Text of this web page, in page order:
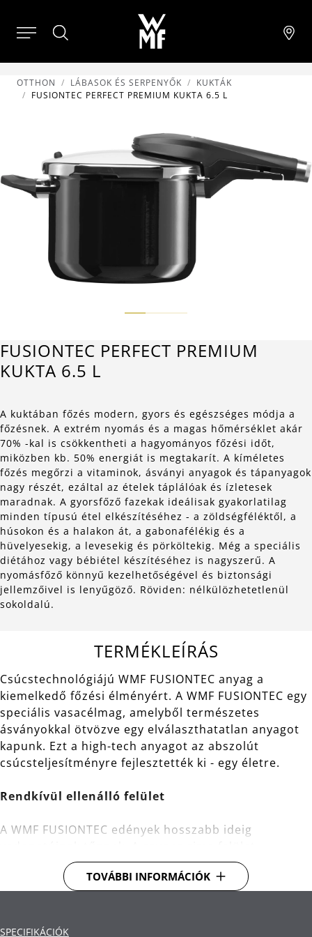
OTTHON LÁBASOK ÉS SERPENYŐK
KUKTÁK
FUSIONTEC PERFECT PREMIUM KUKTA 6.5 L
FUSIONTEC PERFECT PREMIUM
KUKTA 6.5 L
A kuktában főzés modern, gyors és egészséges módja a
főzésnek. A extrém nyomás és a magas hőmérséklet akár
70% -kal is csökkentheti a hagyományos főzési időt,
miközben kb. 50% energiát is megtakarít. A kíméletes
főzés megőrzi a vitaminok, ásványi anyagok és tápanyagok
nagy részét, ezáltal az ételek táplálóak és ízletesek
maradnak. A gyorsfőző fazekak ideálisak gyakorlatilag
minden típusú étel elkészítéséhez - a zöldségféléktől, a
húsokon és a halakon át, a gabonafélékig és a
hüvelyesekig, a levesekig és pörköltekig. Még a speciális
diétához vagy bébiétel készítéséhez is nagyszerű. A
nyomásfőző könnyű kezelhetőségével és biztonsági
jellemzőivel is lenyűgöző. Röviden: nélkülözhetetlenül
sokoldalú.
TERMÉKLEÍRÁS
Csúcstechnológiájú WMF FUSIONTEC anyag a
kiemelkedő főzési élményért. A WMF FUSIONTEC egy
speciális vasacélmag, amelyből természetes
ásványokkal ötvözve egy elválaszthatatlan anyagot
kapunk. Ezt a high-tech anyagot az abszolút
csúcsteljesítményre fejlesztették ki - egy életre.
Rendkívül ellenálló felület
A WMF FUSIONTEC edények hosszabb ideig
különösen kemény, valamint vágás- és kopásálló. Ez
a csúcstechnológiájú edény mosogatógépben is
Kiváló főzési tulajdonságok
TOVÁBBI INFORMÁCIÓK
SPECIFIKÁCIÓK